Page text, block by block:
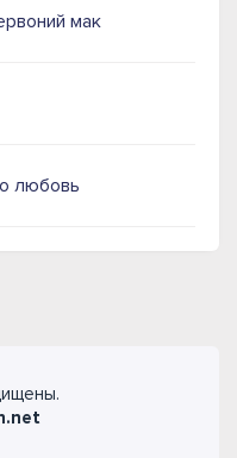
мак
любовь